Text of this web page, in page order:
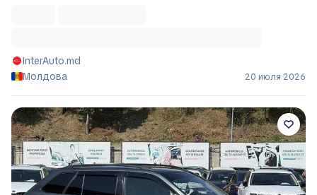
InterAuto.md
Молдова
20 июля 2026